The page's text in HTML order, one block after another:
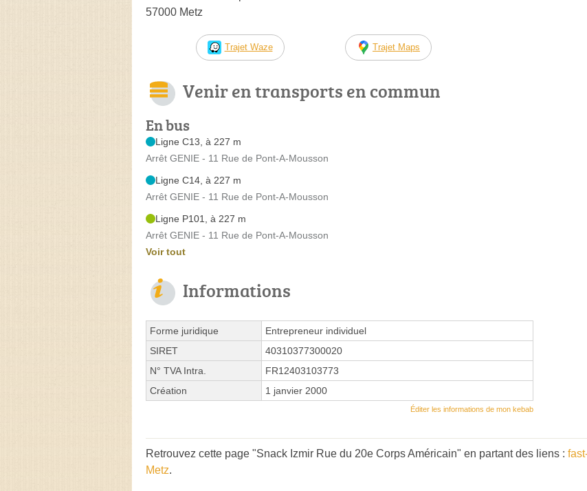
57000 Metz
Trajet Waze Trajet Maps
Venir en transports en commun
En bus
Ligne C13, à 227 m
Arrêt GENIE - 11 Rue de Pont-A-Mousson
Ligne C14, à 227 m
Arrêt GENIE - 11 Rue de Pont-A-Mousson
Ligne P101, à 227 m
Arrêt GENIE - 11 Rue de Pont-A-Mousson
Voir tout
Informations
Forme juridique
Entrepreneur individuel
SIRET
40310377300020
N° TVA Intra.
FR12403103773
Création
1 janvier 2000
Éditer les informations de mon kebab
Retrouvez cette page "Snack Izmir Rue du 20e Corps Américain" en partant des liens :
Metz.